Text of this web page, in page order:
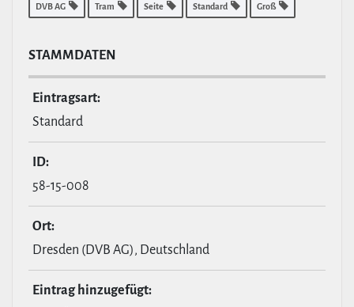
DVB AG Tram Seite Standard Groß
STAMM­DATEN
Ein­tragsart:
Standard
ID:
58-15-008
Ort:
Dresden (DVB AG), Deutschland
Eintrag hin­zu­ge­fügt: